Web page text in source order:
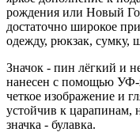
рождения или Новый
достаточно широкое
одежду, рюкзак, сумку,
Значок - пин лёгкий и
нанесен с помощью УФ-
четкое изображение и
устойчив к царапинам,
значка - булавка.